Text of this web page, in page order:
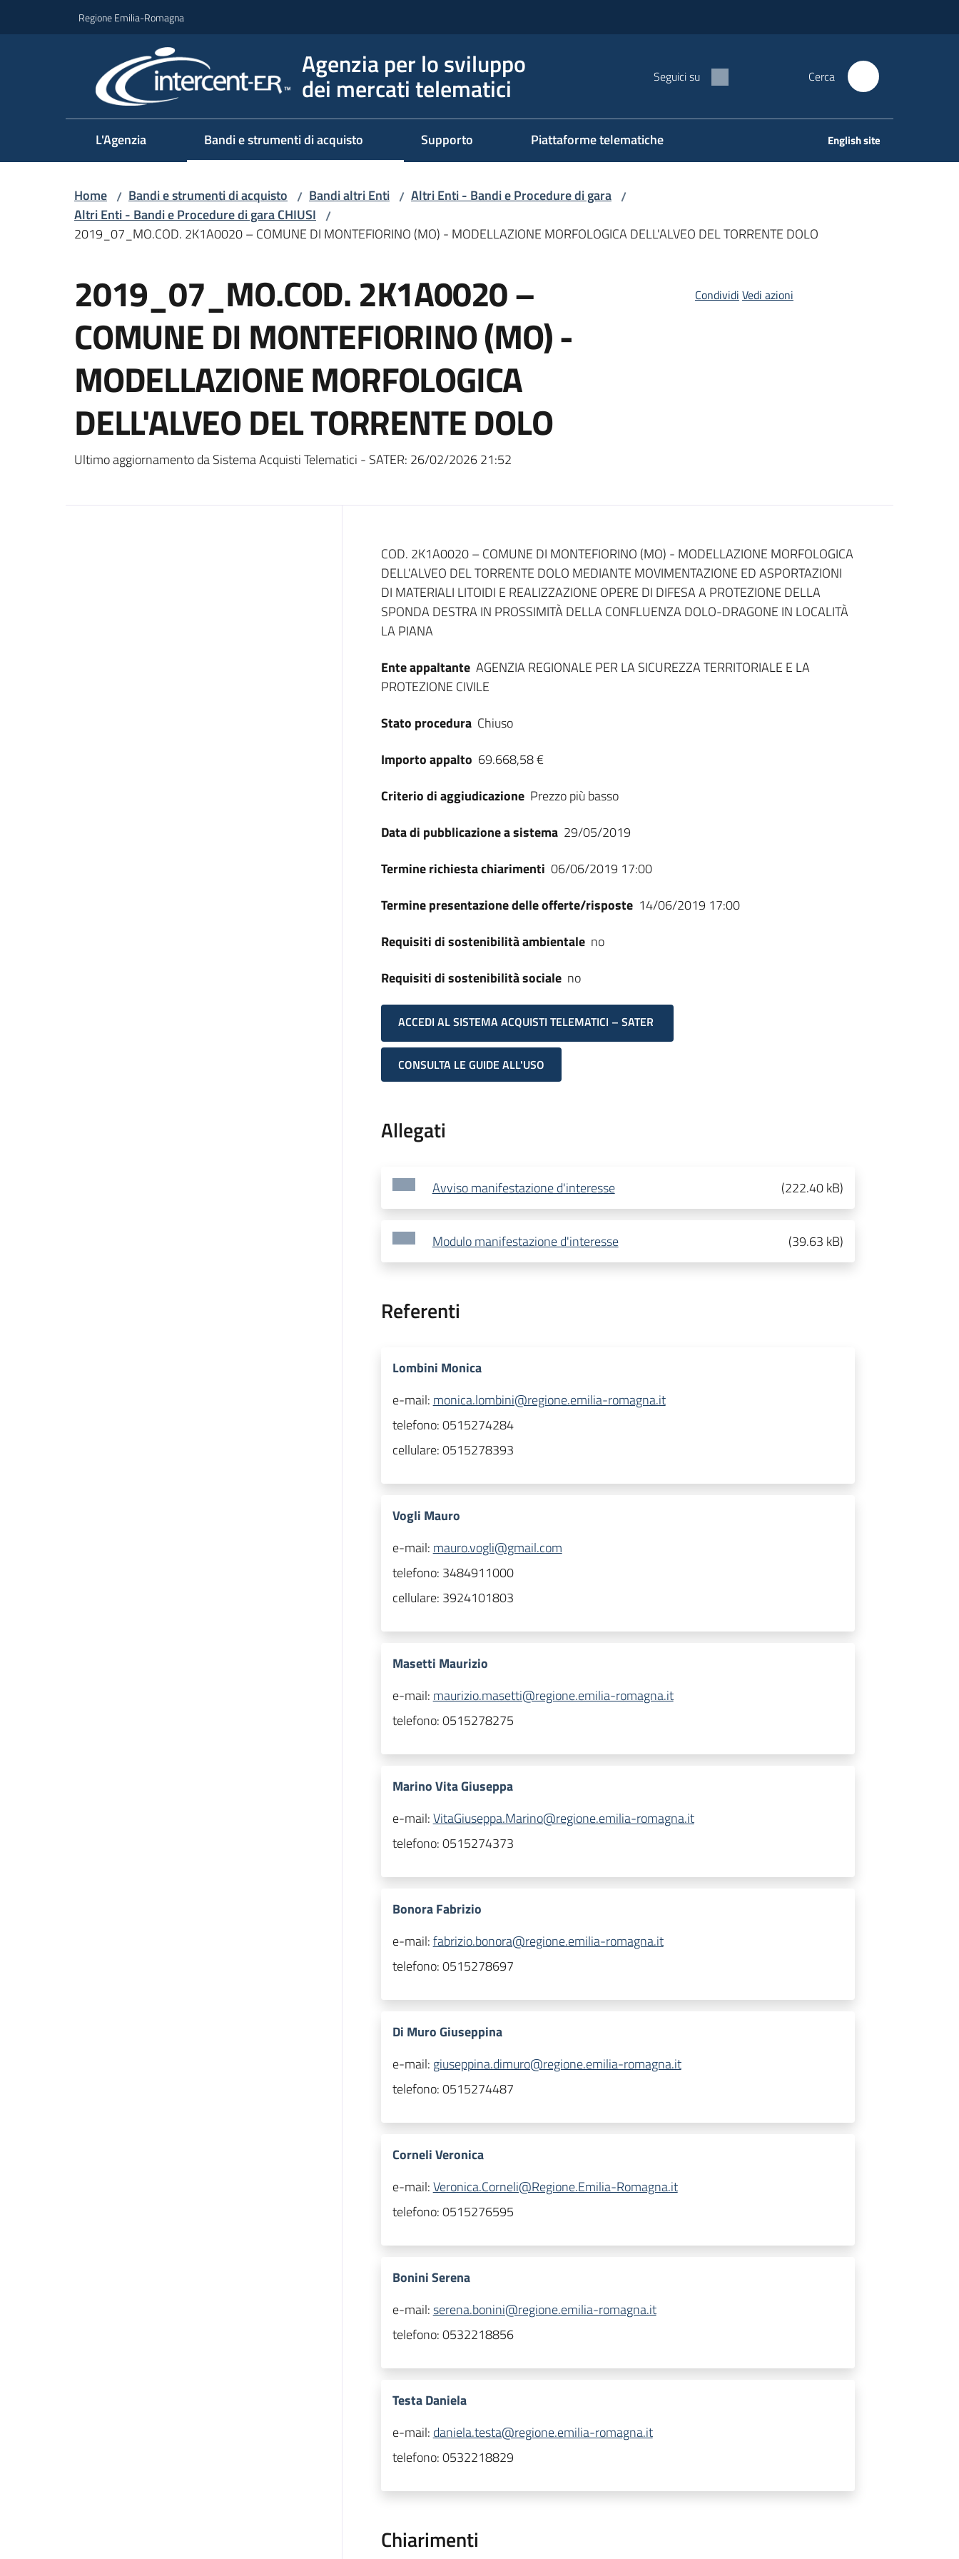
Regione Emilia-Romagna
Agenzia per lo sviluppo
dei mercati telematici Seguici su Cerca
L'Agenzia Bandi e strumenti di acquisto Supporto Piattaforme telematiche English site
Home / Bandi e strumenti di acquisto / Bandi altri Enti / Altri Enti - Bandi e Procedure di gara /
Altri Enti - Bandi e Procedure di gara CHIUSI /
2019_07_MO.COD. 2K1A0020 – COMUNE DI MONTEFIORINO (MO) - MODELLAZIONE MORFOLOGICA DELL'ALVEO DEL TORRENTE DOLO
2019_07_MO.COD. 2K1A0020 –
COMUNE DI MONTEFIORINO (MO) -
MODELLAZIONE MORFOLOGICA
DELL'ALVEO DEL TORRENTE DOLO
Ultimo aggiornamento da Sistema Acquisti Telematici - SATER: 26/02/2026 21:52
Condividi Vedi azioni
Dati del bando
COD. 2K1A0020 – COMUNE DI MONTEFIORINO (MO) - MODELLAZIONE MORFOLOGICA
DELL'ALVEO DEL TORRENTE DOLO MEDIANTE MOVIMENTAZIONE ED ASPORTAZIONI
DI MATERIALI LITOIDI E REALIZZAZIONE OPERE DI DIFESA A PROTEZIONE DELLA
SPONDA DESTRA IN PROSSIMITÀ DELLA CONFLUENZA DOLO-DRAGONE IN LOCALITÀ
LA PIANA
Ente appaltante AGENZIA REGIONALE PER LA SICUREZZA TERRITORIALE E LA
PROTEZIONE CIVILE
Stato procedura Chiuso
Importo appalto 69.668,58 €
Criterio di aggiudicazione Prezzo più basso
Data di pubblicazione a sistema 29/05/2019
Termine richiesta chiarimenti 06/06/2019 17:00
Termine presentazione delle offerte/risposte 14/06/2019 17:00
Requisiti di sostenibilità ambientale no
Requisiti di sostenibilità sociale no
ACCEDI AL SISTEMA ACQUISTI TELEMATICI – SATER
CONSULTA LE GUIDE ALL'USO
Allegati
Avviso manifestazione d'interesse (222.40 kB)
Modulo manifestazione d'interesse (39.63 kB)
Referenti
Lombini Monica
e-mail: monica.lombini@regione.emilia-romagna.it
telefono:0515274284
cellulare:0515278393
Vogli Mauro
e-mail: mauro.vogli@gmail.com
telefono: 3484911000
cellulare: 3924101803
Masetti Maurizio
e-mail: maurizio.masetti@regione.emilia-romagna.it
telefono:0515278275
Marino Vita Giuseppa
e-mail:VitaGiuseppa.Marino@regione.emilia-romagna.it
telefono:0515274373
Bonora Fabrizio
e-mail:fabrizio.bonora@regione.emilia-romagna.it
telefono:0515278697
Di Muro Giuseppina
e-mail: giuseppina.dimuro@regione.emilia-romagna.it
telefono:0515274487
Corneli Veronica
e-mail:Veronica.Corneli@Regione.Emilia-Romagna.it
telefono:0515276595
Bonini Serena
e-mail:serena.bonini@regione.emilia-romagna.it
telefono:0532218856
Testa Daniela
e-mail: daniela.testa@regione.emilia-romagna.it
telefono:0532218829
Chiarimenti